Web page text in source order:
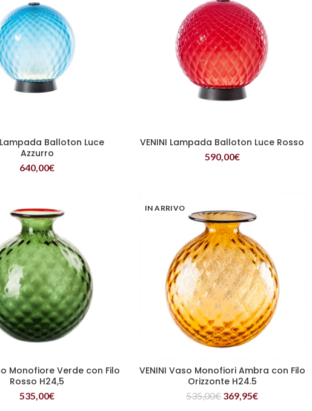
LEGGI TUTTO
Lampada Balloton Luce
Azzurro
640,00€
LEGGI TUTTO
VENINI Lampada Balloton Luce Rosso
590,00€
LEGGI TUTTO
Monofiore Verde con Filo
Rosso H24,5
535,00€
IN ARRIVO
LEGGI TUTTO
VENINI Vaso Monofiori Ambra con Filo
Orizzonte H24.5
535,00€ 369,95€